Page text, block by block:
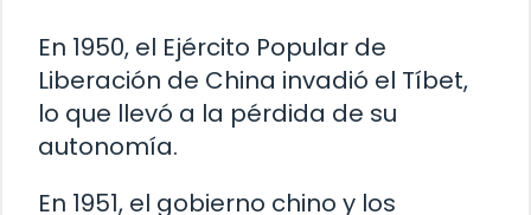
En 1950, el Ejército Popular de
Liberación de China invadió el Tíbet,
lo que llevó a la pérdida de su
autonomía.
En 1951, el gobierno chino y los